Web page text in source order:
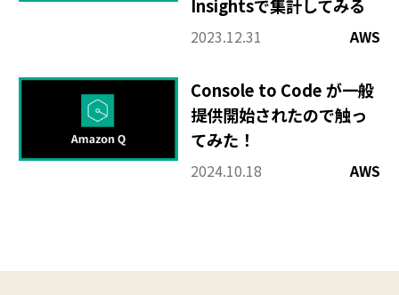
Insightsで集計してみる
2023.12.31 AWS
Console to Code が一般
提供開始されたので触っ
てみた！
2024.10.18 AWS
X